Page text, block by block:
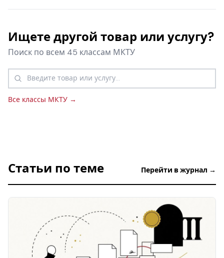
Ищете другой товар или услугу?
Поиск по всем 45 классам МКТУ
Все классы МКТУ →
Статьи по теме Перейти в журнал →